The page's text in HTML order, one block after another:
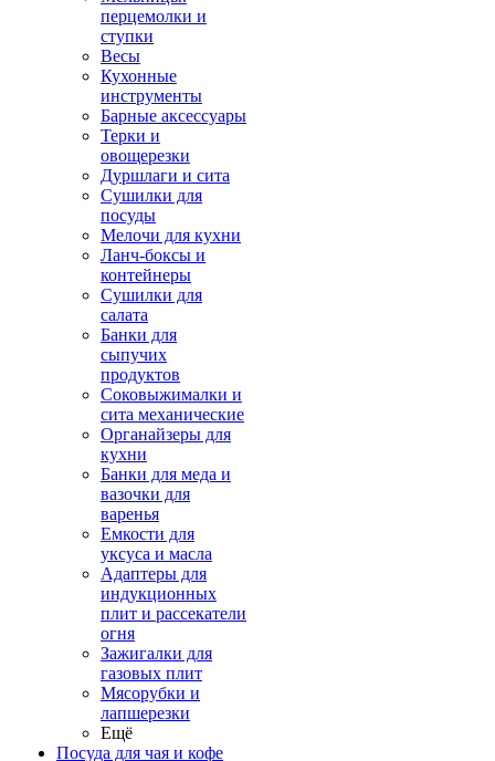
перцемолки и
ступки
Весы
Кухонные
инструменты
Барные аксессуары
Терки и
овощерезки
Дуршлаги и сита
Сушилки для
посуды
Мелочи для кухни
Ланч-боксы и
контейнеры
Сушилки для
салата
Банки для
сыпучих
продуктов
Соковыжималки и
сита механические
Органайзеры для
кухни
Банки для меда и
вазочки для
варенья
Емкости для
уксуса и масла
Адаптеры для
индукционных
плит и рассекатели
огня
Зажигалки для
газовых плит
Мясорубки и
лапшерезки
Ещё
Посуда для чая и кофе